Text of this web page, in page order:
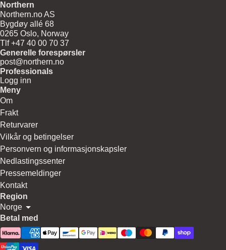
Northern
Northern.no AS
Bygdøy allé 68
0265 Oslo, Norway
Tlf +47 40 00 70 37
Generelle forespørsler
post@northern.no
Professionals
Logg inn
Meny
Om
Frakt
Returvarer
Vilkår og betingelser
Personvern og informasjonskapsler
Nedlastingssenter
Pressemeldinger
Kontakt
Region
Norge
Betal med